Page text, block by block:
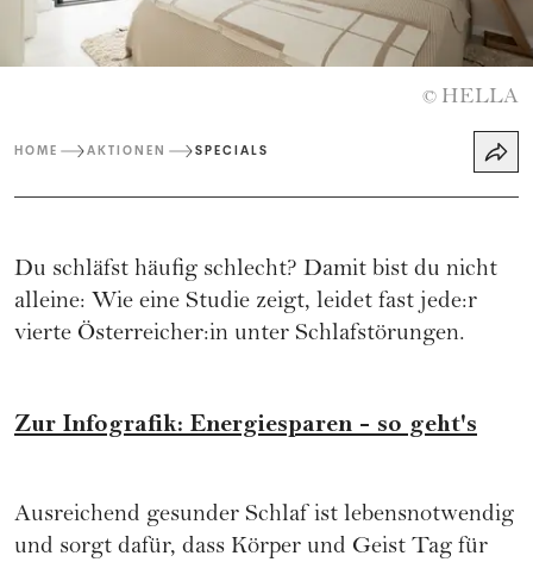
© HELLA
HOME AKTIONEN SPECIALS
Du schläfst häufig schlecht? Damit bist du nicht
alleine: Wie eine Studie zeigt, leidet fast jede:r
vierte Österreicher:in unter Schlafstörungen.
Zur Infografik: Energiesparen - so geht's
Ausreichend gesunder Schlaf ist lebensnotwendig
und sorgt dafür, dass Körper und Geist Tag für